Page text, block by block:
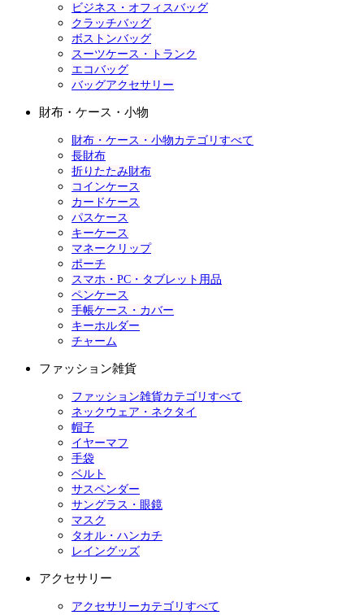
ビジネス・オフィスバッグ
クラッチバッグ
ボストンバッグ
スーツケース・トランク
エコバッグ
バッグアクセサリー
財布・ケース・小物
財布・ケース・小物カテゴリすべて
長財布
折りたたみ財布
コインケース
カードケース
パスケース
キーケース
マネークリップ
ポーチ
スマホ・PC・タブレット用品
ペンケース
手帳ケース・カバー
キーホルダー
チャーム
ファッション雑貨
ファッション雑貨カテゴリすべて
ネックウェア・ネクタイ
帽子
イヤーマフ
手袋
ベルト
サスペンダー
サングラス・眼鏡
マスク
タオル・ハンカチ
レイングッズ
アクセサリー
アクセサリーカテゴリすべて